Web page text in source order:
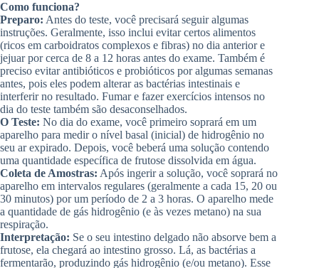
Como funciona?
Preparo: Antes do teste, você precisará seguir algumas
instruções. Geralmente, isso inclui evitar certos alimentos
(ricos em carboidratos complexos e fibras) no dia anterior e
jejuar por cerca de 8 a 12 horas antes do exame. Também é
preciso evitar antibióticos e probióticos por algumas semanas
antes, pois eles podem alterar as bactérias intestinais e
interferir no resultado. Fumar e fazer exercícios intensos no
dia do teste também são desaconselhados.
O Teste: No dia do exame, você primeiro soprará em um
aparelho para medir o nível basal (inicial) de hidrogênio no
seu ar expirado. Depois, você beberá uma solução contendo
uma quantidade específica de frutose dissolvida em água.
Coleta de Amostras: Após ingerir a solução, você soprará no
aparelho em intervalos regulares (geralmente a cada 15, 20 ou
30 minutos) por um período de 2 a 3 horas. O aparelho mede
a quantidade de gás hidrogênio (e às vezes metano) na sua
respiração.
Interpretação: Se o seu intestino delgado não absorve bem a
frutose, ela chegará ao intestino grosso. Lá, as bactérias a
fermentarão, produzindo gás hidrogênio (e/ou metano). Esse